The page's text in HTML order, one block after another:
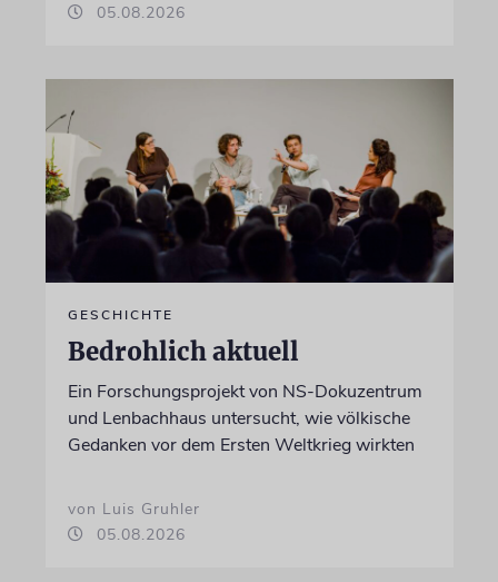
05.08.2026
GESCHICHTE
Bedrohlich aktuell
Ein Forschungsprojekt von NS-Dokuzentrum
und Lenbachhaus untersucht, wie völkische
Gedanken vor dem Ersten Weltkrieg wirkten
von Luis Gruhler
05.08.2026